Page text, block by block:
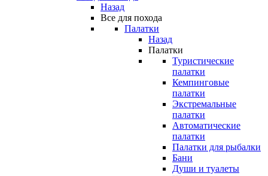
Назад
Все для похода
Палатки
Назад
Палатки
Туристические
палатки
Кемпинговые
палатки
Экстремальные
палатки
Автоматические
палатки
Палатки для рыбалки
Бани
Души и туалеты